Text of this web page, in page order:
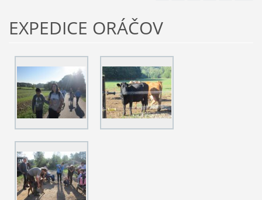
EXPEDICE ORÁČOV